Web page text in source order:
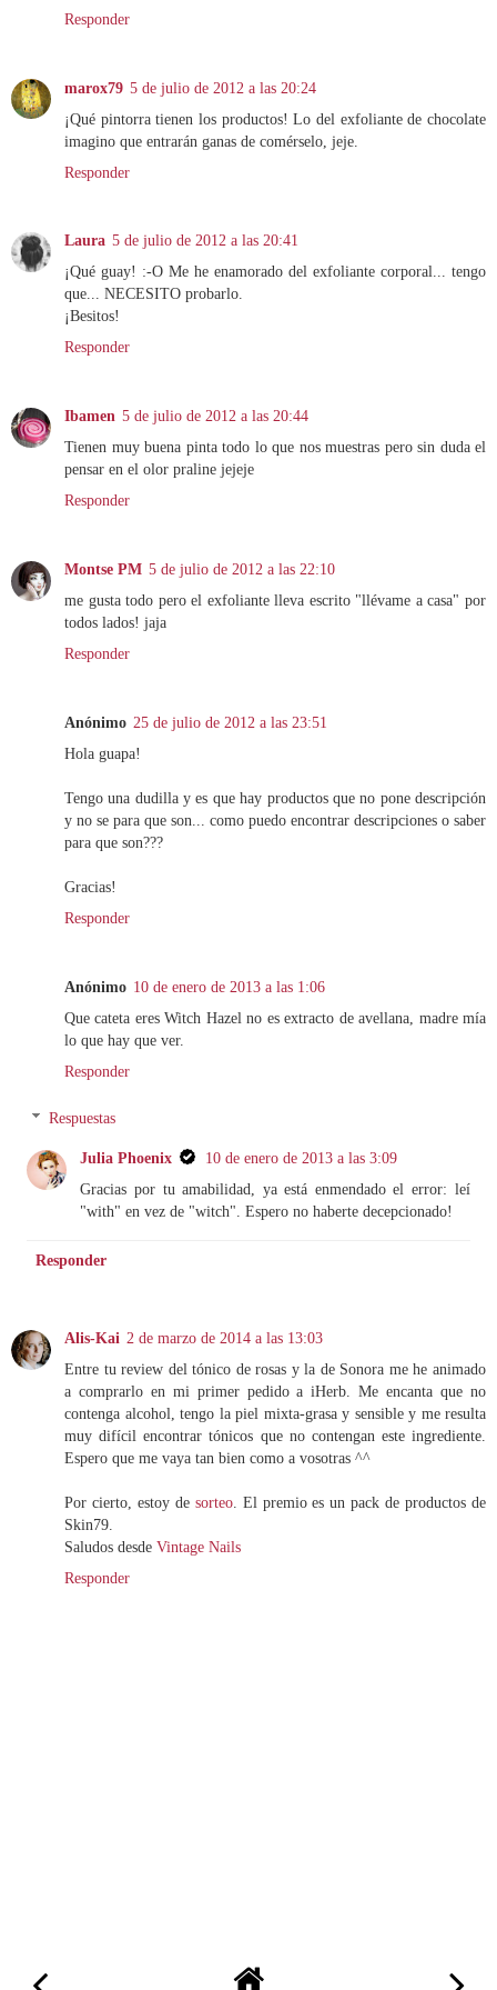
Responder
marox79 5 de julio de 2012 a las 20:24
¡Qué pintorra tienen los productos! Lo del exfoliante de chocolate
imagino que entrarán ganas de comérselo, jeje.
Responder
Laura 5 de julio de 2012 a las 20:41
¡Qué guay! :-O Me he enamorado del exfoliante corporal... tengo
que... NECESITO probarlo.
¡Besitos!
Responder
Ibamen 5 de julio de 2012 a las 20:44
Tienen muy buena pinta todo lo que nos muestras pero sin duda el
pensar en el olor praline jejeje
Responder
Montse PM 5 de julio de 2012 a las 22:10
me gusta todo pero el exfoliante lleva escrito "llévame a casa" por
todos lados! jaja
Responder
Anónimo 25 de julio de 2012 a las 23:51
Hola guapa!
Tengo una dudilla y es que hay productos que no pone descripción
y no se para que son... como puedo encontrar descripciones o saber
para que son???
Gracias!
Responder
Anónimo 10 de enero de 2013 a las 1:06
Que cateta eres Witch Hazel no es extracto de avellana, madre mía
lo que hay que ver.
Responder
Respuestas
Julia Phoenix
10 de enero de 2013 a las 3:09
Gracias por tu amabilidad, ya está enmendado el error: leí
"with" en vez de "witch". Espero no haberte decepcionado!
Responder
Alis-Kai 2 de marzo de 2014 a las 13:03
Entre tu review del tónico de rosas y la de Sonora me he animado
a comprarlo en mi primer pedido a iHerb. Me encanta que no
contenga alcohol, tengo la piel mixta-grasa y sensible y me resulta
muy difícil encontrar tónicos que no contengan este ingrediente.
Espero que me vaya tan bien como a vosotras ^^
Por cierto, estoy de sorteo. El premio es un pack de productos de
Skin79.
Saludos desde Vintage Nails
Responder